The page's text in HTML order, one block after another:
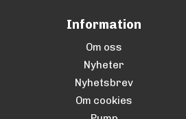
Information
Om oss
Nyheter
Nyhetsbrev
Om cookies